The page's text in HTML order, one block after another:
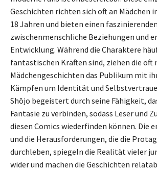
Geschichten richten sich oft an Mädchen
18 Jahren und bieten einen
zwischenmenschliche Beziehungen und
Entwicklung. Während die Charaktere
fantastischen Kräften sind, ziehen die oft
Mädchengeschichten das Publikum mit
Kämpfen um Identität und
Shōjo begeistert durch seine Fähigkeit,
Fantasie zu verbinden, sodass Leser und
diesen Comics wiederfinden können. Die
und die Herausforderungen, die die
durchleben, spiegeln die Realität vieler
wider und machen die Geschichten